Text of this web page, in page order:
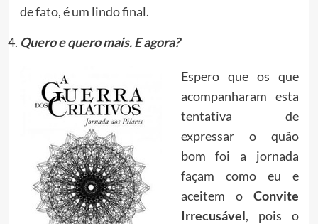
de fato, é um lindo final.
Quero e quero mais. E agora?
Espero que os que
acompanharam esta
tentativa de
expressar o quão
bom foi a jornada
façam como eu e
aceitem o Convite
Irrecusável, pois o